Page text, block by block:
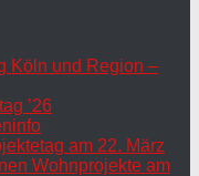
Köln und Region –
’26
am 22. März
Wohnprojekte am